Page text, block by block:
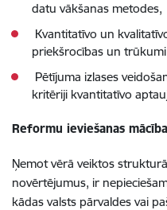
datu vākšanas metodes,
Kvantitatīvo un
priekšrocības un
Pētījuma izlases
kritēriji kvantitatīvo
Reformu ieviešanas
Ņemot vērā veiktos
novērtējumus, ir
kādas valsts pārvaldes vai